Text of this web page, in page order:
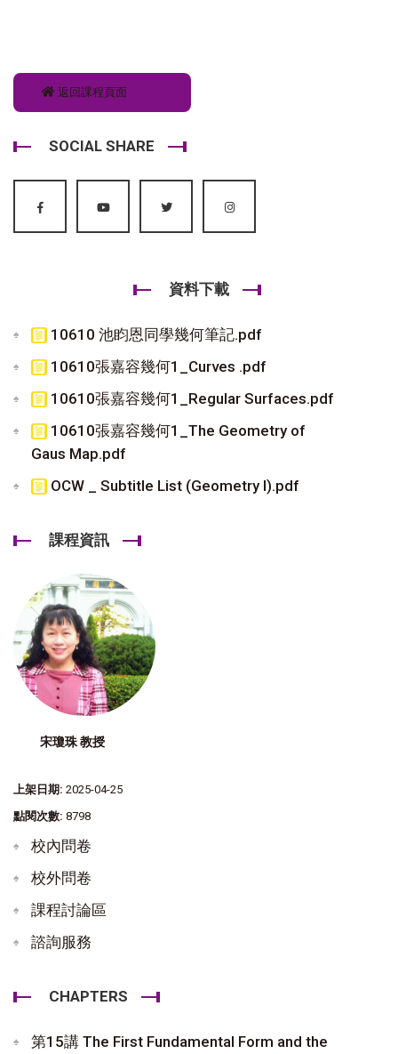
返回課程頁面
SOCIAL SHARE
資料下載
10610 池盷恩同學幾何筆記.pdf
10610張嘉容幾何1_Curves .pdf
10610張嘉容幾何1_Regular Surfaces.pdf
10610張嘉容幾何1_The Geometry of
Gaus Map.pdf
OCW _ Subtitle List (Geometry I).pdf
課程資訊
宋瓊珠 教授
上架日期: 2025-04-25
點閱次數: 8798
校內問卷
校外問卷
課程討論區
諮詢服務
CHAPTERS
第15講 The First Fundamental Form and the